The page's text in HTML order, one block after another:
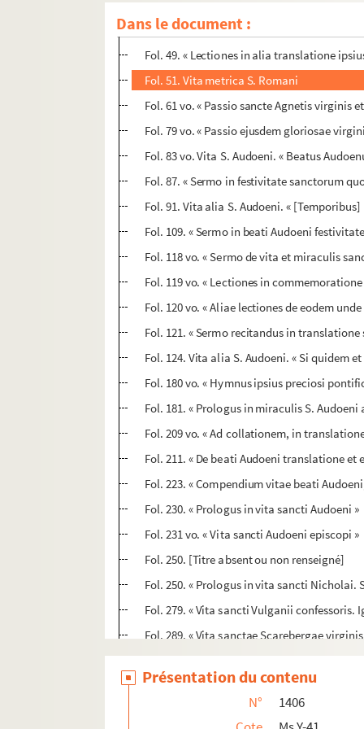
Dans le document :
Fol. 36. « Vita sancti Romani,
Fol. 47. Lectiones in translatione S.
Fol. 49. « Lectiones in alia translatione
Fol. 51. Vita metrica S. Romani
Fol. 61 vo. « Passio sancte Agnetis virginis
Fol. 79 vo. « Passio ejusdem gloriosae
Fol. 83 vo. Vita S. Audoeni. « Beatus
Fol. 87. « Sermo in festivitate sanctorum
Fol. 91. Vita alia S. Audoeni. «
Fol. 109. « Sermo in beati Audoeni
Fol. 118 vo. « Sermo de vita et miraculis
Fol. 119 vo. « Lectiones in
Fol. 120 vo. « Aliae lectiones de eodem
Fol. 121. « Sermo recitandus in
Fol. 124. Vita alia S. Audoeni. « Si
Fol. 180 vo. « Hymnus ipsius preciosi
Fol. 181. « Prologus in miraculis S.
Fol. 209 vo. « Ad collationem, in
Fol. 211. « De beati Audoeni translatione
Fol. 223. « Compendium vitae beati
Fol. 230. « Prologus in vita sancti Audoeni »
Fol. 231 vo. « Vita sancti Audoeni episcopi »
Fol. 250. [Titre absent ou non renseigné]
Fol. 250. « Prologus in vita sancti
Fol. 279. « Vita sancti Vulganii
Fol. 289. « Vita sanctae Scarebergae
Fol. 292. « Translatio sanctissimi Nicholai
Fol. 305. Vita metrica S. Nicolai. «
Fol. 331 vo. « Translatio sancti Vulgani
Présentation du contenu
N°
1406